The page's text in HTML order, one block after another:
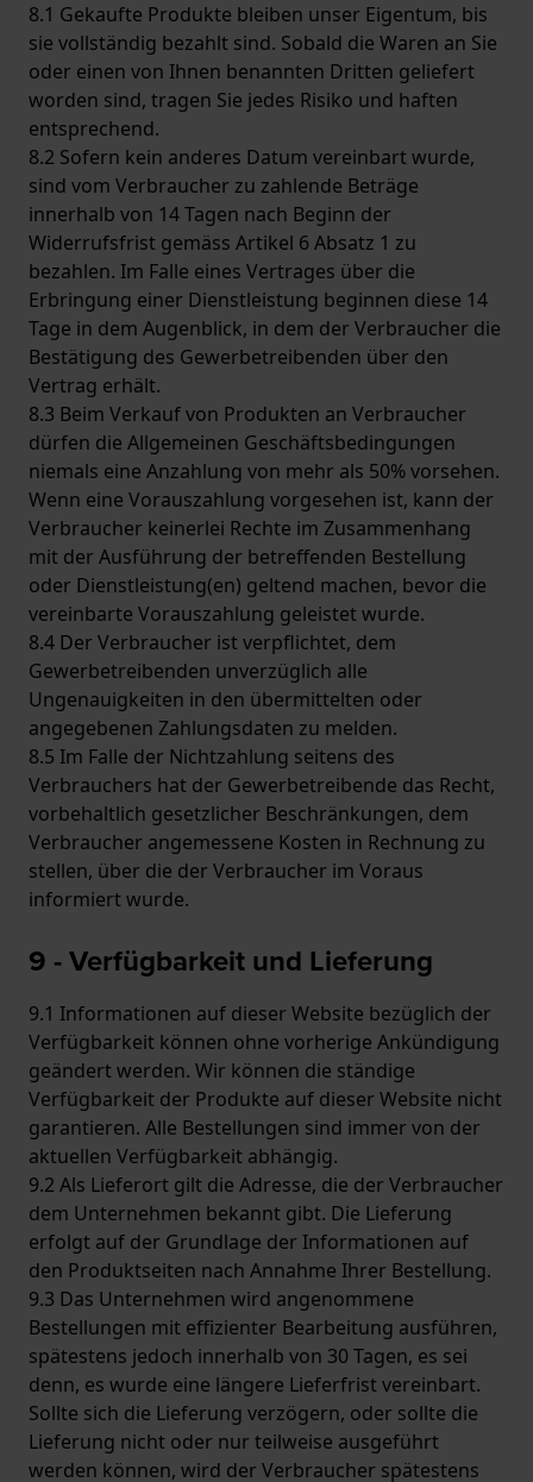
8.1 Gekaufte Produkte bleiben unser Eigentum, bis
sie vollständig bezahlt sind. Sobald die Waren an Sie
oder einen von Ihnen benannten Dritten geliefert
worden sind, tragen Sie jedes Risiko und haften
entsprechend.
8.2 Sofern kein anderes Datum vereinbart wurde,
sind vom Verbraucher zu zahlende Beträge
innerhalb von 14 Tagen nach Beginn der
Widerrufsfrist gemäss Artikel 6 Absatz 1 zu
bezahlen. Im Falle eines Vertrages über die
Erbringung einer Dienstleistung beginnen diese 14
Tage in dem Augenblick, in dem der Verbraucher die
Bestätigung des Gewerbetreibenden über den
Vertrag erhält.
8.3 Beim Verkauf von Produkten an Verbraucher
dürfen die Allgemeinen Geschäftsbedingungen
niemals eine Anzahlung von mehr als 50% vorsehen.
Wenn eine Vorauszahlung vorgesehen ist, kann der
Verbraucher keinerlei Rechte im Zusammenhang
mit der Ausführung der betreffenden Bestellung
oder Dienstleistung(en) geltend machen, bevor die
vereinbarte Vorauszahlung geleistet wurde.
8.4 Der Verbraucher ist verpflichtet, dem
Gewerbetreibenden unverzüglich alle
Ungenauigkeiten in den übermittelten oder
angegebenen Zahlungsdaten zu melden.
8.5 Im Falle der Nichtzahlung seitens des
Verbrauchers hat der Gewerbetreibende das Recht,
vorbehaltlich gesetzlicher Beschränkungen, dem
Verbraucher angemessene Kosten in Rechnung zu
stellen, über die der Verbraucher im Voraus
informiert wurde.
9 - Verfügbarkeit und Lieferung
9.1 Informationen auf dieser Website bezüglich der
Verfügbarkeit können ohne vorherige Ankündigung
geändert werden. Wir können die ständige
Verfügbarkeit der Produkte auf dieser Website nicht
garantieren. Alle Bestellungen sind immer von der
aktuellen Verfügbarkeit abhängig.
9.2 Als Lieferort gilt die Adresse, die der Verbraucher
dem Unternehmen bekannt gibt. Die Lieferung
erfolgt auf der Grundlage der Informationen auf
den Produktseiten nach Annahme Ihrer Bestellung.
9.3 Das Unternehmen wird angenommene
Bestellungen mit effizienter Bearbeitung ausführen,
spätestens jedoch innerhalb von 30 Tagen, es sei
denn, es wurde eine längere Lieferfrist vereinbart.
Sollte sich die Lieferung verzögern, oder sollte die
Lieferung nicht oder nur teilweise ausgeführt
werden können, wird der Verbraucher spätestens